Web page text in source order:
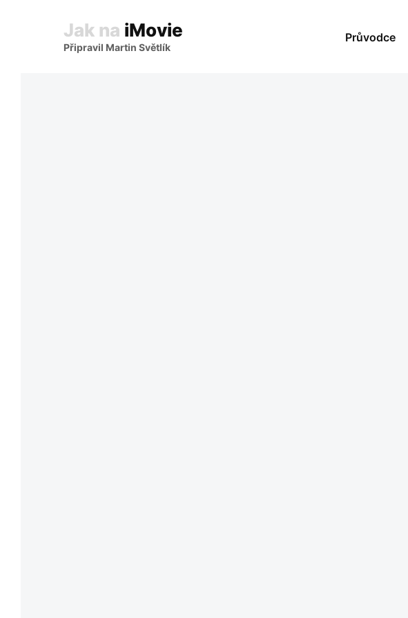
Jak na iMovie
Připravil Martin Světlík
Průvodce